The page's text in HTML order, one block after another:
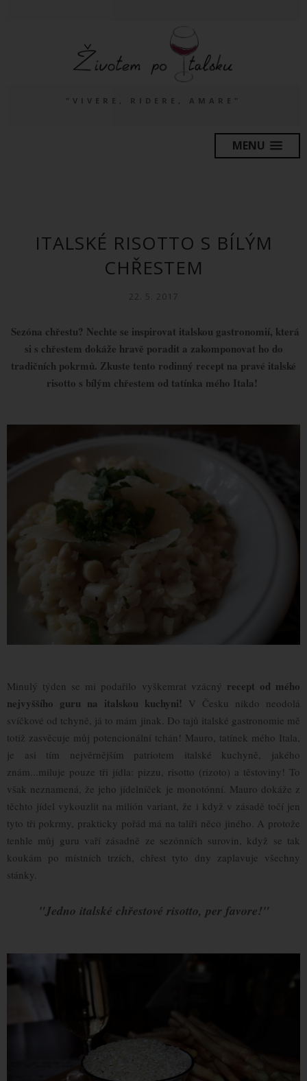
"VIVERE, RIDERE, AMARE"
MENU
ITALSKÉ RISOTTO S BÍLÝM
CHŘESTEM
22. 5. 2017
Sezóna chřestu? Nechte se inspirovat italskou gastronomií, která
si s chřestem dokáže hravě poradit a zakomponovat ho do
tradičních pokrmů. Zkuste tento rodinný recept na pravé italské
risotto s bílým chřestem od tatínka mého Itala!
Minulý týden se mi podařilo vyškemrat vzácný recept od mého
nejvyššího guru na italskou kuchyni! V Česku nikdo neodolá
svíčkové od tchyně, já to mám jinak. Do tajů italské gastronomie mě
totiž zasvěcuje můj potencionální tchán! Mauro, tatínek mého Itala,
je asi tím nejvěrnějším patriotem italské kuchyně, jakého
znám...miluje pouze tři jídla: pizzu, risotto (rizoto) a těstoviny! To
však neznamená, že jeho jídelníček je monotónní. Mauro dokáže z
těchto jídel vykouzlit na milión variant, že i když v zásadě točí jen
tyto tři pokrmy, prakticky pořád má na talíři něco jiného. A protože
tenhle můj guru vaří zásadně ze sezónních surovin, když se tak
koukám po místních trzích, chřest tyto dny zaplavuje všechny
stánky.
"Jedno italské chřestové risotto, per favore!"